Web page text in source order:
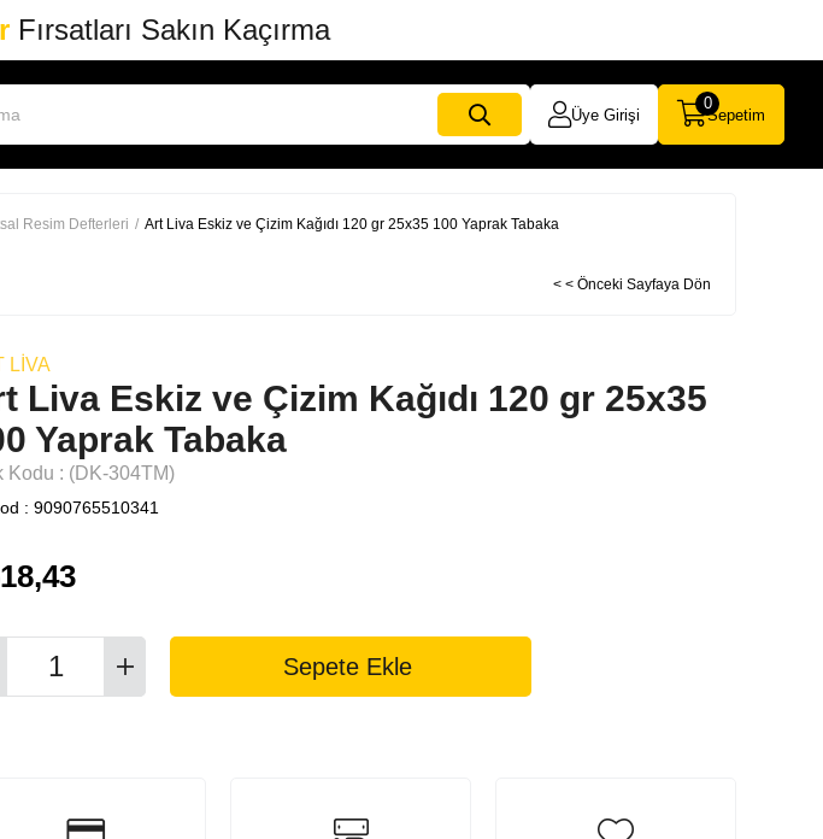
Fırsatları Sakın Kaçırma
Üye Girişi Sepetim
0
Resim Defterleri Art Liva Eskiz ve Çizim Kağıdı 120 gr 25x35 100 Yaprak Tabaka
< < Önceki Sayfaya Dön
LIVA
Liva Eskiz ve Çizim Kağıdı 120 gr 25x35
Yaprak Tabaka
Kodu (DK-304TM)
: 9090765510341